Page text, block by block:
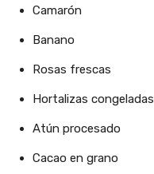
Camarón
Banano
Rosas frescas
Hortalizas congeladas
Atún procesado
Cacao en grano